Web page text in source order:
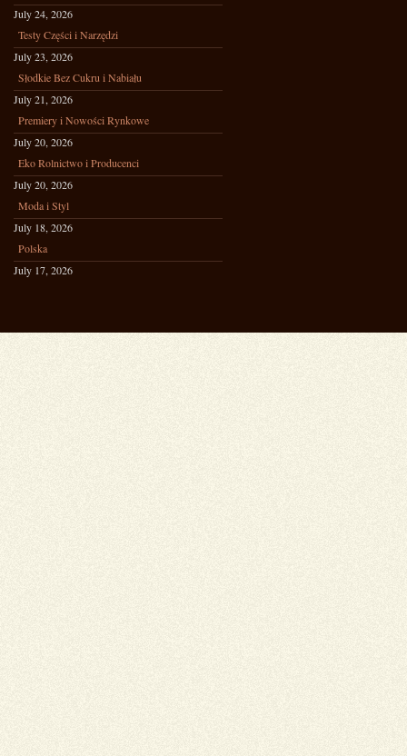
July 24, 2026
Testy Części i Narzędzi
July 23, 2026
Słodkie Bez Cukru i Nabiału
July 21, 2026
Premiery i Nowości Rynkowe
July 20, 2026
Eko Rolnictwo i Producenci
July 20, 2026
Moda i Styl
July 18, 2026
Polska
July 17, 2026